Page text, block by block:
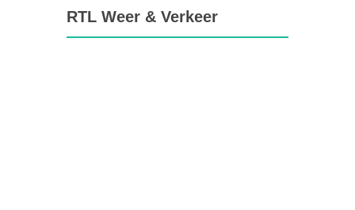
RTL Weer & Verkeer